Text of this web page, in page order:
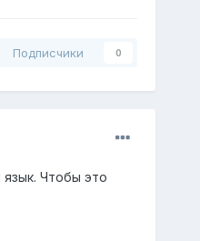
Подписчики 0
Чтобы это